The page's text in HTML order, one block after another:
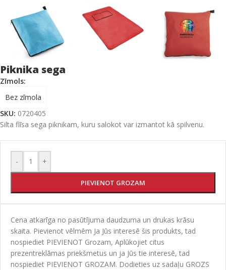
Piknika sega
Zīmols:
Bez zīmola
SKU: 0720405
Silta flīsa sega piknikam, kuru salokot var izmantot kā spilvenu.
- +
PIEVIENOT GROZAM
Cena atkarīga no pasūtījuma daudzuma un drukas krāsu
skaita. Pievienot vēlmēm Ja Jūs interesē šis produkts, tad
nospiediet PIEVIENOT Grozam, Aplūkojiet citus
prezentreklāmas priekšmetus un ja Jūs tie interesē, tad
nospiediet PIEVIENOT GROZAM. Dodieties uz sadaļu GROZS